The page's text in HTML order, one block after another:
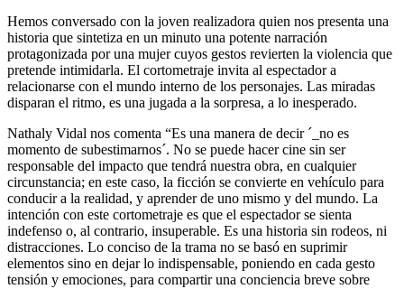
Hemos conversado con la joven realizadora quien nos presenta una
historia que sintetiza en un minuto una potente narración
protagonizada por una mujer cuyos gestos revierten la violencia que
pretende intimidarla. El cortometraje invita al espectador a
relacionarse con el mundo interno de los personajes. Las miradas
disparan el ritmo, es una jugada a la sorpresa, a lo inesperado.
Nathaly Vidal nos comenta “Es una manera de decir ´_no es
momento de subestimarnos´. No se puede hacer cine sin ser
responsable del impacto que tendrá nuestra obra, en cualquier
circunstancia; en este caso, la ficción se convierte en vehículo para
conducir a la realidad, y aprender de uno mismo y del mundo. La
intención con este cortometraje es que el espectador se sienta
indefenso o, al contrario, insuperable. Es una historia sin rodeos, ni
distracciones. Lo conciso de la trama no se basó en suprimir
elementos sino en dejar lo indispensable, poniendo en cada gesto
tensión y emociones, para compartir una conciencia breve sobre